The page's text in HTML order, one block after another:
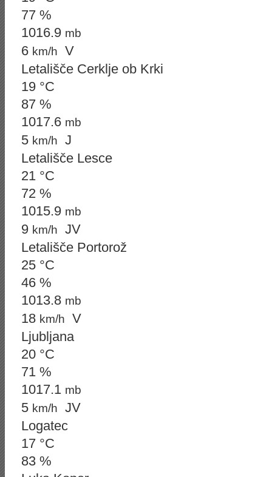
77 %
1016.9 mb
6 km/h
V
Letališče Cerklje ob Krki
19 °C
87 %
1017.6 mb
5 km/h
J
Letališče Lesce
21 °C
72 %
1015.9 mb
9 km/h
JV
Letališče Portorož
25 °C
46 %
1013.8 mb
18 km/h
V
Ljubljana
20 °C
71 %
1017.1 mb
5 km/h
JV
Logatec
17 °C
83 %